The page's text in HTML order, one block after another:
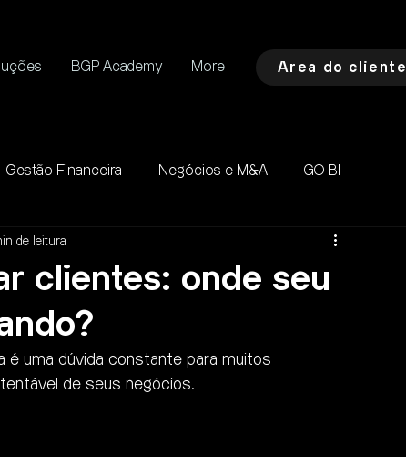
BGP Academy More Área do cliente
Gestão Financeira Negócios e M&A GO BI
clientes: onde seu
de leitura
é uma dúvida constante para muitos
de seus negócios.